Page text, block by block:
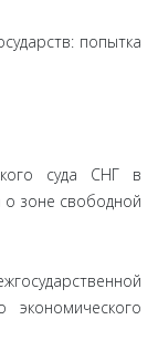
попытка
суда СНГ в
о зоне свободной
экономического